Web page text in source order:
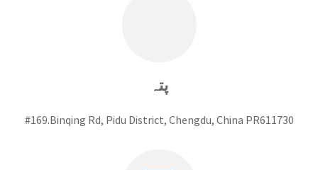
پتہ
#169.Binqing Rd, Pidu District, Chengdu, China PR611730